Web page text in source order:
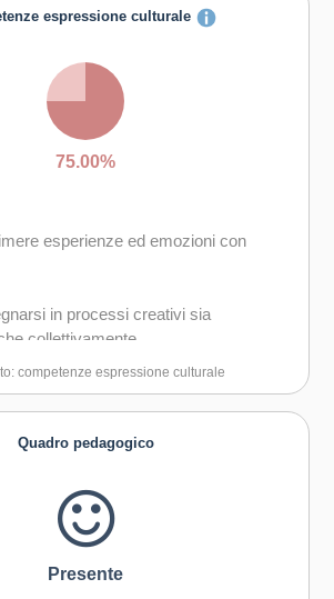
espressione culturale
75.00%
esperienze ed emozioni con
in processi creativi sia
collettivamente
possibilità
competenze espressione culturale
Quadro pedagogico
Presente